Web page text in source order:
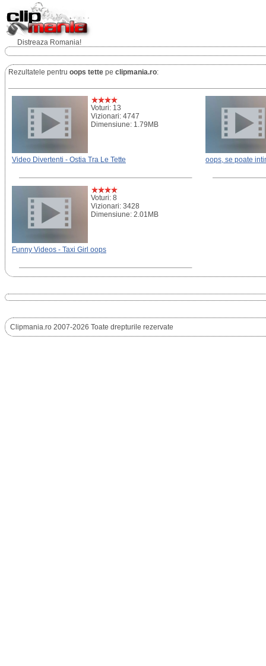
Distreaza Romania!
Rezultatele pentru oops tette pe clipmania.ro:
Voturi: 13
Vizionari: 4747
Dimensiune: 1.79MB
Video Divertenti - Ostia Tra Le Tette oops, se poate
Voturi: 8
Vizionari: 3428
Dimensiune: 2.01MB
Funny Videos - Taxi Girl oops
Clipmania.ro 2007-2026 Toate drepturile rezervate